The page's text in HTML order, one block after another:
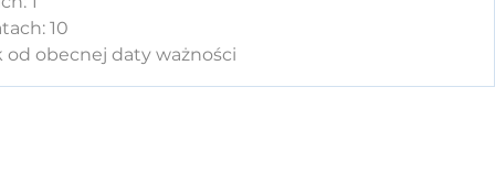
10
od obecnej daty ważności